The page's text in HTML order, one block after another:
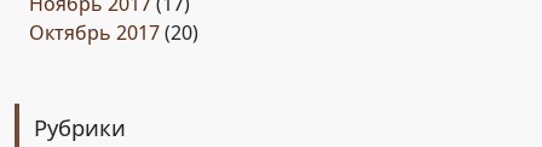
Октябрь 2017(20)
Рубрики